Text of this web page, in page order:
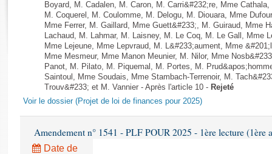
Rapports d'enquête
Rapports législatifs
Rapports sur l'application des lois
Baromètre de l’application des lois
Dossiers législatifs
Budget et sécurité sociale
Comptes rendus des débats
Boyard, M. Cadalen, M. Caron, M. Carri&#232;re, Mme
M. Coquerel, M. Coulomme, M. Delogu, M. Diouara, Mme
Mme Ferrer, M. Gaillard, Mme Guett&#233;, M. Guiraud, Mme
Lachaud, M. Lahmar, M. Laisney, M. Le Coq, M. Le Gall, Mme
Mme Lejeune, Mme Lepvraud, M. L&#233;aument, Mme
Mme Mesmeur, Mme Manon Meunier, M. Nilor, Mme
Panot, M. Pilato, M. Piquemal, M. Portes, M.
Saintoul, Mme Soudais, Mme Stambach-Terrenoir, M.
Trouv&#233; et M. Vannier - Après l'article 10 - Rejeté
Voir le dossier (Projet de loi de finances pour 2025)
Amendement n° 1541 - PLF POUR 2025 - 1ère lecture (1ère
Date de